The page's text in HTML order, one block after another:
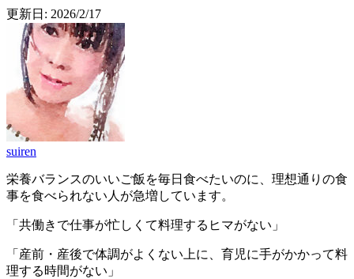
更新日: 2026/2/17
suiren
栄養バランスのいいご飯を毎日食べたいのに、理想通りの食
事を食べられない人が急増しています。
「共働きで仕事が忙しくて料理するヒマがない」
「産前・産後で体調がよくない上に、育児に手がかかって料
理する時間がない」